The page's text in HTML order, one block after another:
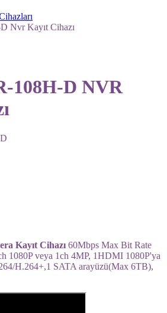
Nvr Kayıt Cihazı
108H-D NVR
Kayıt Cihazı 60Mbps Max Bit Rate
1080P veya 1ch 4MP, 1HDMI 1080P'ya
H.264+,1 SATA arayüzü(Max 6TB),